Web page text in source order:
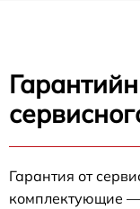
Гарантия от
комплектующие